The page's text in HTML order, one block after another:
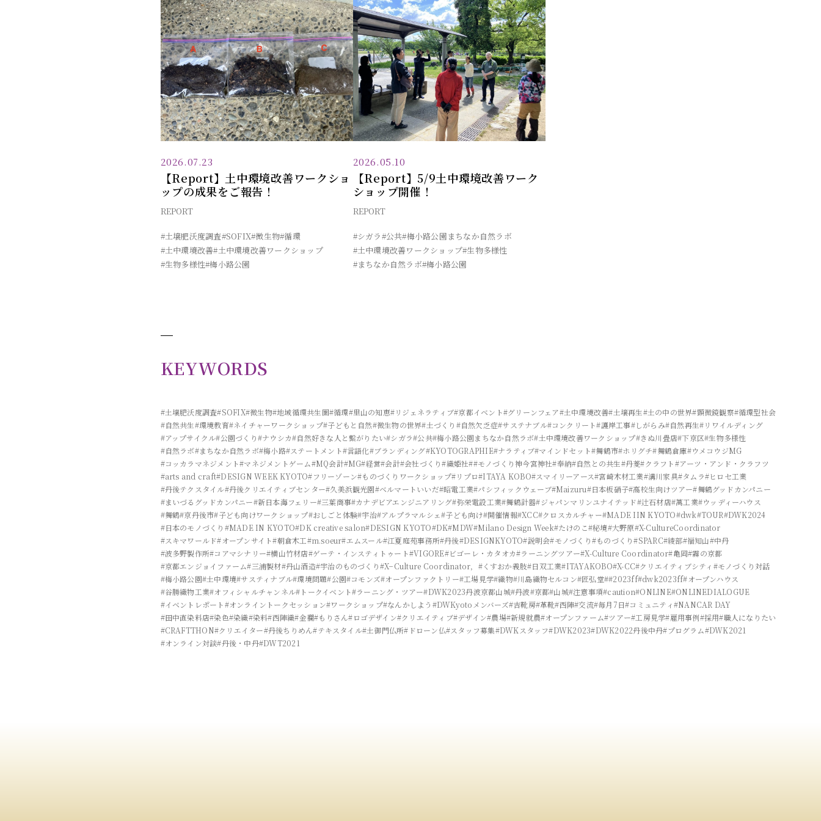
2026.07.23
【Report】土中環境改善ワークショ
ップの成果をご報告！
REPORT
#土壌肥沃度調査#SOFIX#微生物#循環
#土中環境改善#土中環境改善ワークショップ
#生物多様性#梅小路公園
2026.05.10
【Report】5/9土中環境改善ワーク
ショップ開催！
REPORT
#シガラ#公共#梅小路公園まちなか自然ラボ
#土中環境改善ワークショップ#生物多様性
#まちなか自然ラボ#梅小路公園
KEYWORDS
#土壌肥沃度調査#SOFIX#微生物#地域循環共生圏#循環#里山の知恵#リジェネラティブ#京都イベント#グリーンフェア#土中環境改善#土壌再生#土の中の世界#顕微鏡観察#循環型社会
#自然共生#環境教育#ネイチャーワークショップ#子どもと自然#微生物の世界#土づくり #自然欠乏症#サステナブル#コンクリート#護岸工事#しがらみ#自然再生#リワイルディング
#アップサイクル#公園づくり#ナウシカ#自然好きな人と繋がりたい#シガラ#公共#梅小路公園まちなか自然ラボ#土中環境改善ワークショップ#きぬ川畳店#下京区#生物多様性
#自然ラボ#まちなか自然ラボ#梅小路#ステートメント#言語化#ブランディング#KYOTOGRAPHIE#ナラティブ#マインドセット#舞鶴市#ホリグチ#舞鶴倉庫#ウメコウジMG
#コッカラマネジメント#マネジメントゲーム#MQ会計#MG#経営#会計#会社づくり#織姫社##モノづくり神今宮神社#奉納#自然との共生#丹菱#クラフト#アーツ・アンド・クラフツ
#arts and craft#DESIGN WEEK KYOTO#フリーゾーン#ものづくりワークショップ#リプロ#ITAYA KOBO#スマイリーアース#宮崎木材工業#溝川家具#タムラ#ヒロセ工業
#丹後テクスタイル#丹後クリエイティブセンター#久美浜観光園#ベルマートいいだ#昭電工業#パシフィックウェーブ#Maizuru#日本板硝子#高校生向けツアー#舞鶴グッドカンパニー
#まいづるグッドカンパニー#新日本海フェリー#三葉商事#カナデビアエンジニアリング#弥栄電設工業#舞鶴計器#ジャパンマリンユナイテッド#辻石材店#萬工業#ウッディーハウス
#舞鶴#京丹後市#子ども向けワークショップ#おしごと体験#宇治#アルプラマルシェ#子ども向け#開催情報#XCC#クロスカルチャー#MADE IIN KYOTO#dwk#TOUR#DWK2024
#日本のモノづくり #MADE IN KYOTO#DK creative salon#DESIGN KYOTO#DK#MDW#Milano Design Week#たけのこ#秘境#大野原#X-CultureCoordinator
#スキマワールド#オープンサイト#朝倉木工#m.soeur#エムスール#江夏庭苑事務所#丹後#DESIGNKYOTO#説明会#モノづくり#ものづくり#SPARC#綾部#福知山#中丹
#波多野製作所#コアマシナリー#横山竹材店#ゲーテ・インスティトゥート#VIGORE#ビゴーレ・カタオカ#ラーニングツアー#X-Culture Coordinator#亀岡#霧の京都
#京都エンジョイファーム#三浦製材#丹山酒造#宇治のものづくり#X−Culture Coordinator， #くすおか義肢#日双工業#ITAYAKOBO#X-CC#クリエイティブシティ #モノづくり対話
#梅小路公園#土中環境#サスティナブル#環境問題#公園#コモンズ#オープンファクトリー#工場見学#織物#川島織物セルコン#匠弘堂##2023ff#dwk2023ff#オープンハウス
#谷勝織物工業#オフィシャルチャンネル#トークイベント#ラーニング・ツアー#DWK2023丹波京都山城#丹波#京都#山城#注意事項#caution#ONLINE#ONLINEDIALOGUE
#イベントレポート#オンライントークセッション#ワークショップ#なんかしよう #DWKyotoメンバーズ#吉靴房#革靴#西陣#交流#毎月7日#コミュニティ #NANCAR DAY
#田中直染料店#染色#染織#染料#西陣織#金襴#もりさん#ロゴデザイン#クリエイティブ#デザイン#農場#新規就農#オープンファーム#ツアー#工房見学#雇用事例#採用#職人になりたい
#CRAFTTHON#クリエイター#丹後ちりめん#テキスタイル#土御門仏所#ドローン仏#スタッフ募集#DWKスタッフ#DWK2023#DWK2022丹後中丹#プログラム#DWK2021
#オンライン対談#丹後・中丹#DWT2021